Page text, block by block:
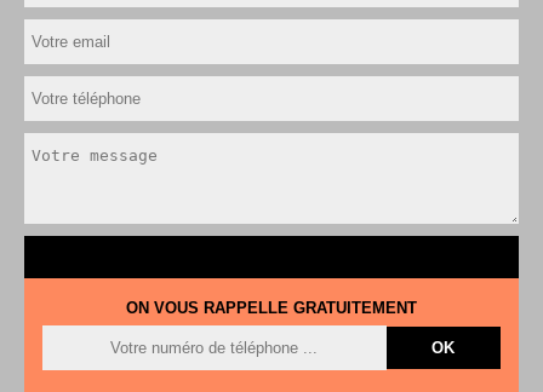
ON VOUS RAPPELLE GRATUITEMENT